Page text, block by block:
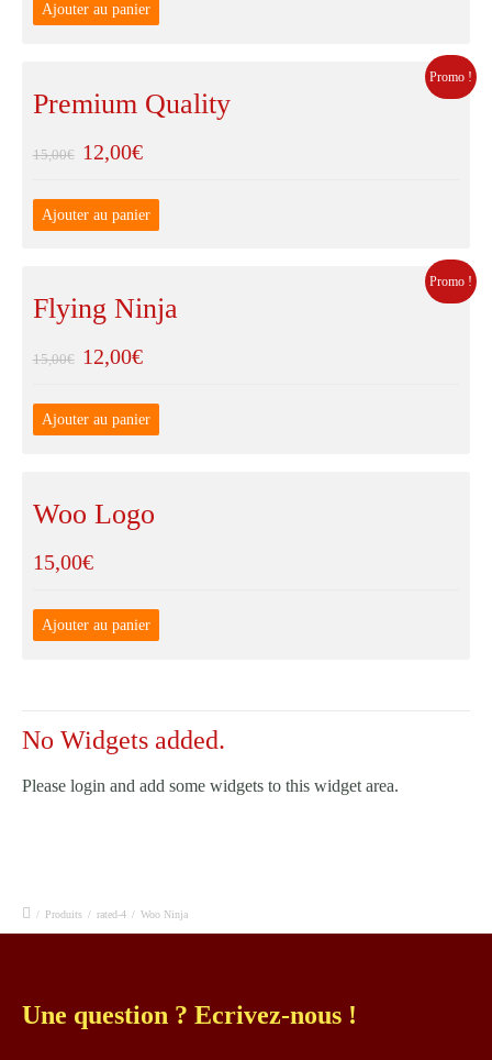
Ajouter au panier
Promo !
Premium Quality
15,00€ 12,00€
Ajouter au panier
Promo !
Flying Ninja
15,00€ 12,00€
Ajouter au panier
Woo Logo
15,00€
Ajouter au panier
No Widgets added.
Please login and add some widgets to this widget area.
/ Produits / rated-4 / Woo Ninja
Une question ? Ecrivez-nous !